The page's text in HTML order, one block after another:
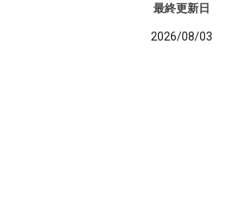
最終更新日
2026/08/03